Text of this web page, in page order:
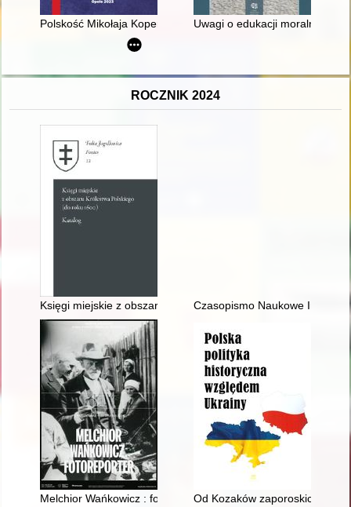
Polskość Mikołaja Kopernika z rodu ŚlązakaUwagi o edukacji moralnej
ROCZNIK 2024
Księgi miejskie z obszaru Królestwa Polskiego (do roku 1600)
Czasopismo Naukowe
Melchior Wańkowicz : fotoreporter = Melchior Wańkowicz :
Od Kozaków zaporoskich do